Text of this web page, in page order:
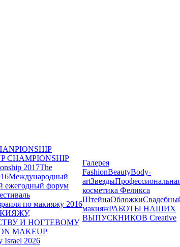
CHAMPIONSHIP
2017The
Международный
ежегодный форум
по макияжу 2016
И НОГТЕВОМУ
MAKEUP
Israel 2026
Галерея
FashionBeautyBody-
artЗвезды
косметика Феликса
ШтейнаОбложки
макияжРАБОТЫ НАШИХ
ВЫПУСКНИКОВ Creative